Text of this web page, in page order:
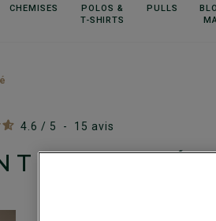
CHEMISES
POLOS &
T-SHIRTS
PULLS
4.6 / 5 - 15 avis
-